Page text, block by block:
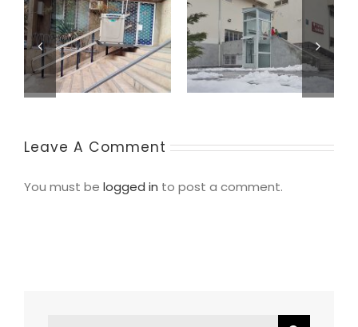
Leave A Comment
You must be logged in to post a comment.